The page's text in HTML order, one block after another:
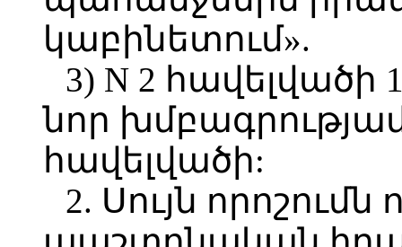
կաբինետում».
3) N 2 հավելվածի
նոր
հավելվածի:
2. Սույն որոշումն